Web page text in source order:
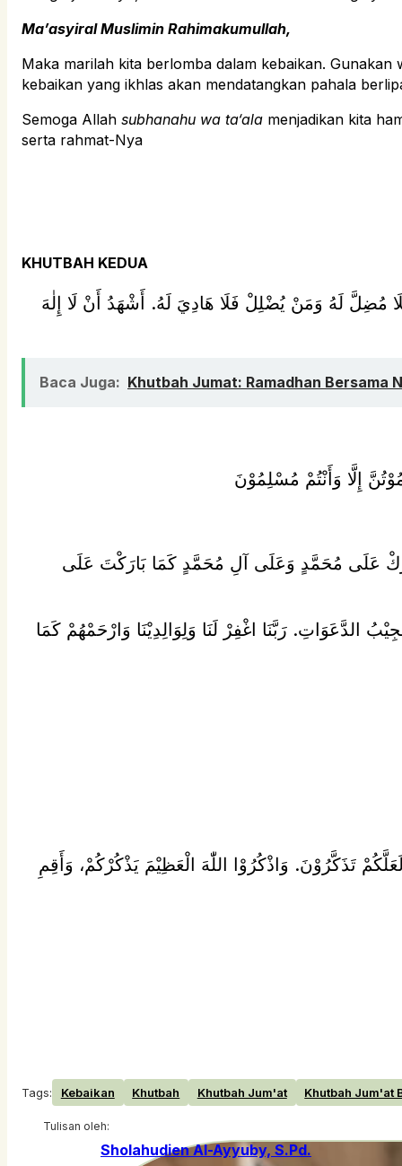
Ma’asyiral Muslimin Rahimakumullah,
Maka marilah kita berlomba dalam kebaikan.
kebaikan yang ikhlas akan mendatangkan pahala
Semoga Allah subhanahu wa ta‘ala menjadikan kita
serta rahmat-Nya
KHUTBAH KEDUA
مُضِلَّ لَهُ وَمَنْ يُضْلِلْ فَلَا هَادِيَ لَهُ. أَشْهَدُ أَنْ لَا إِلٰهَ
Baca Juga:
عَلَى مُحَمَّدٍ وَعَلَى آلِ مُحَمَّدٍ كَمَا بَارَكْتَ عَلَى
الدَّعَوَاتِ. رَبَّنَا اغْفِرْ لَنَا وَلِوَالِدِيْنَا وَارْحَمْهُمْ كَمَا
تَذَكَّرُوْنَ. وَاذْكُرُوْا اللّٰهَ الْعَظِيْمَ يَذْكُرْكُمْ، وَأَقِمِ
Tags: Kebaikan Khutbah Khutbah Jum'at Khutbah Jum'at
Tulisan oleh:
Sholahudien Al-Ayyuby, S.Pd.